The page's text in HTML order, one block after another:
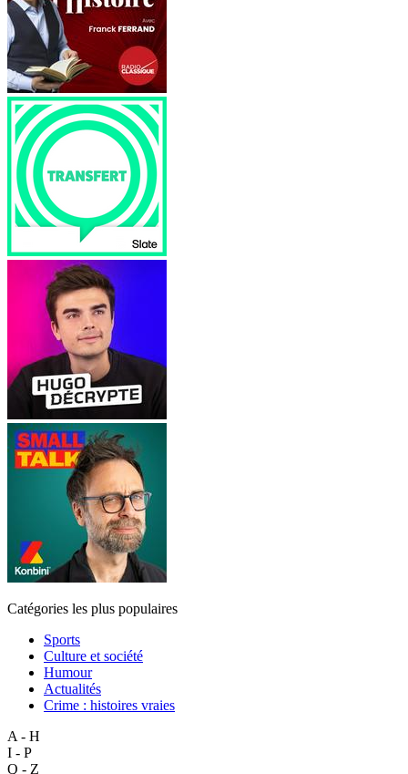
Catégories les plus populaires
Sports
Culture et société
Humour
Actualités
Crime : histoires vraies
A - H
I - P
Q - Z